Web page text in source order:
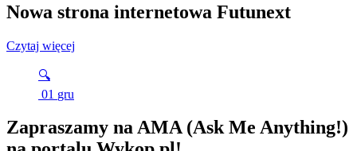
Nowa strona internetowa Futunext
Czytaj więcej
🔍
01 gru
Zapraszamy na AMA (Ask Me Anything!)